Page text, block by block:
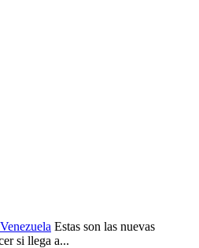
Estas son las nuevas
si llega a...